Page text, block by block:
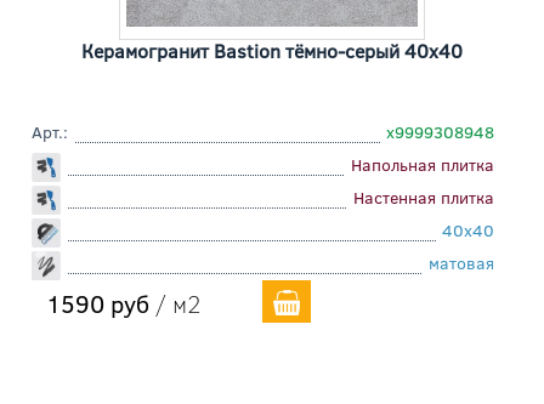
Керамогранит Bastion тёмно-серый 40x40
Арт.:
х9999308948
Напольная плитка
Настенная плитка
40x40
матовая
1590 руб / м2